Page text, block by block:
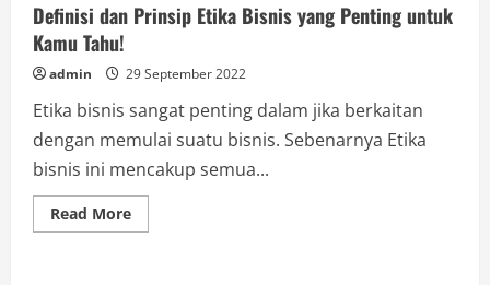
Definisi dan Prinsip Etika Bisnis yang Penting untuk
Kamu Tahu!
admin 29 September 2022
Etika bisnis sangat penting dalam jika berkaitan
dengan memulai suatu bisnis. Sebenarnya Etika
bisnis ini mencakup semua...
Read MoreRead
more